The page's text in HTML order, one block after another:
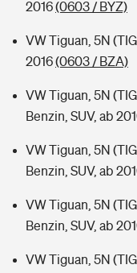
2016(0603 / BYZ)
VW Tiguan, 5N
2016(0603 / BZA)
VW Tiguan, 5N
Benzin, SUV, ab
VW Tiguan, 5N
Benzin, SUV, ab
VW Tiguan, 5N
Benzin, SUV, ab
VW Tiguan, 5N